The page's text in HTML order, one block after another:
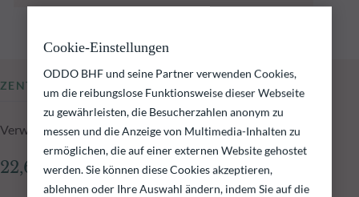
ZENTRALE KENNZAHLEN
Verwaltetes Fondsvolumen zum 05.08.2026
22,68 Mio.€
Cookie-Einstellungen
ODDO BHF und seine Partner verwenden Cookies,
um die reibungslose Funktionsweise dieser Webseite
zu gewährleisten, die Besucherzahlen anonym zu
messen und die Anzeige von Multimedia-Inhalten zu
ermöglichen, die auf einer externen Website gehostet
werden. Sie können diese Cookies akzeptieren,
ablehnen oder Ihre Auswahl ändern, indem Sie auf die